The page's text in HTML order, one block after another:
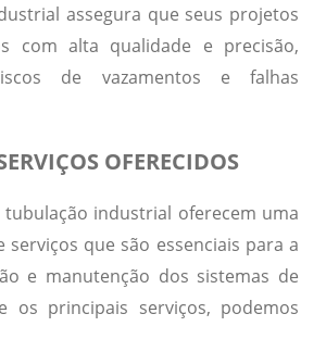
assegura que seus projetos
com alta qualidade e precisão,
de vazamentos e falhas
OFERECIDOS
tubulação industrial oferecem uma
serviços que são essenciais para a
e manutenção dos sistemas de
os principais serviços, podemos